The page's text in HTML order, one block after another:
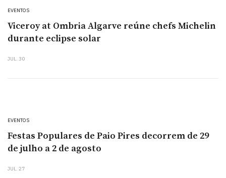
EVENTOS
Viceroy at Ombria Algarve reúne chefs Michelin
durante eclipse solar
JUL. 30
EVENTOS
Festas Populares de Paio Pires decorrem de 29
de julho a 2 de agosto
JUL. 27